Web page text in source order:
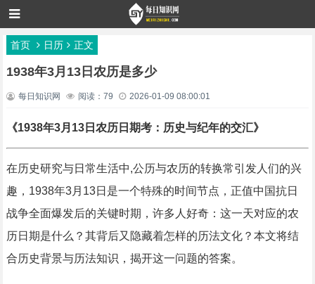
首页 日历 正文
1938年3月13日农历是多少
每日知识网 阅读：79 2026-01-09 08:00:01
《1938年3月13日农历日期考：历史与纪年的交汇》
在历史研究与日常生活中,公历与农历的转换常引发人们的兴
趣，1938年3月13日是一个特殊的时间节点，正值中国抗日
战争全面爆发后的关键时期，许多人好奇：这一天对应的农
历日期是什么？其背后又隐藏着怎样的历法文化？本文将结
合历史背景与历法知识，揭开这一问题的答案。